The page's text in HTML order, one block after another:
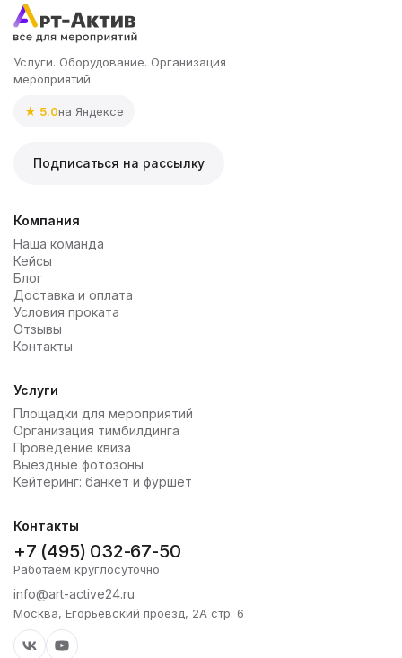
Услуги. Оборудование. Организация
мероприятий.
★ 5.0на Яндексе
Подписаться на рассылку
Компания
Наша команда
Кейсы
Блог
Доставка и оплата
Условия проката
Отзывы
Контакты
Услуги
Площадки для мероприятий
Организация тимбилдинга
Проведение квиза
Выездные фотозоны
Кейтеринг: банкет и фуршет
Контакты
+7 (495) 032-67-50
Работаем круглосуточно
info@art-active24.ru
Москва, Егорьевский проезд, 2А стр. 6